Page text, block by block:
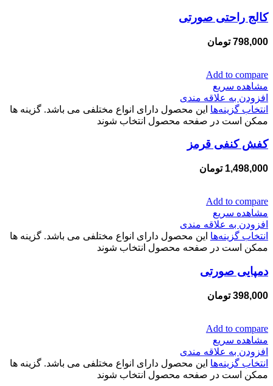
کالج راحتی صورتی
798,000 تومان
Add to compare
مشاهده سریع
افزودن به علاقه مندی
انتخاب گزینه‌ها این محصول دارای انواع مختلفی می باشد. گزینه ها
ممکن است در صفحه محصول انتخاب شوند
کفش کنفی قرمز
1,498,000 تومان
Add to compare
مشاهده سریع
افزودن به علاقه مندی
انتخاب گزینه‌ها این محصول دارای انواع مختلفی می باشد. گزینه ها
ممکن است در صفحه محصول انتخاب شوند
دمپایی صورتی
398,000 تومان
Add to compare
مشاهده سریع
افزودن به علاقه مندی
انتخاب گزینه‌ها این محصول دارای انواع مختلفی می باشد. گزینه ها
ممکن است در صفحه محصول انتخاب شوند